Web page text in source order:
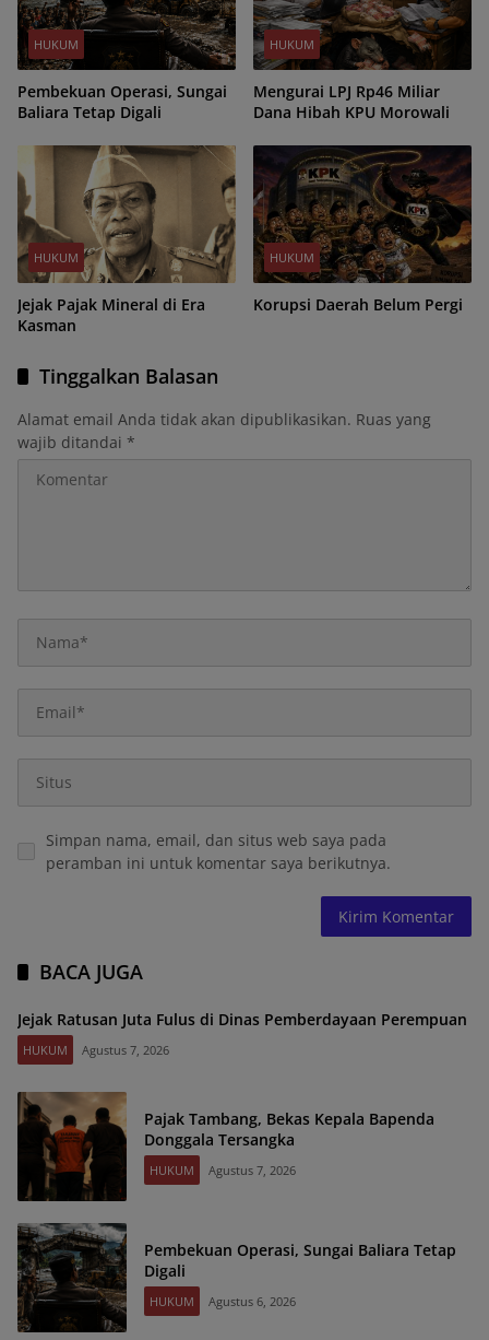
HUKUM
Pembekuan Operasi, Sungai
Baliara Tetap Digali
HUKUM
Mengurai LPJ Rp46 Miliar
Dana Hibah KPU Morowali
HUKUM
Jejak Pajak Mineral di Era
Kasman
HUKUM
Korupsi Daerah Belum Pergi
Tinggalkan Balasan
Alamat email Anda tidak akan dipublikasikan. Ruas yang
wajib ditandai *
Simpan nama, email, dan situs web saya pada
peramban ini untuk komentar saya berikutnya.
BACA JUGA
Jejak Ratusan Juta Fulus di Dinas Pemberdayaan Perempuan
HUKUM Agustus 7, 2026
Pajak Tambang, Bekas Kepala Bapenda
Donggala Tersangka
HUKUM Agustus 7, 2026
Pembekuan Operasi, Sungai Baliara Tetap
Digali
HUKUM Agustus 6, 2026